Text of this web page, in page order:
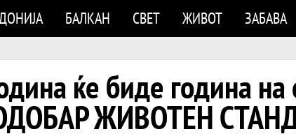
БАЛКАН СВЕТ ЖИВОТ ЗАБАВА
ќе биде година
ЖИВОТЕН